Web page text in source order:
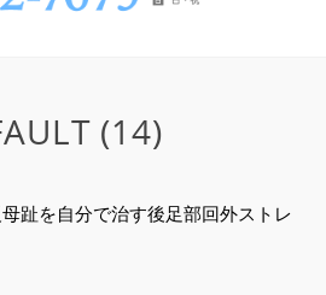
(14)
趾を自分で治す後足部回外ストレ